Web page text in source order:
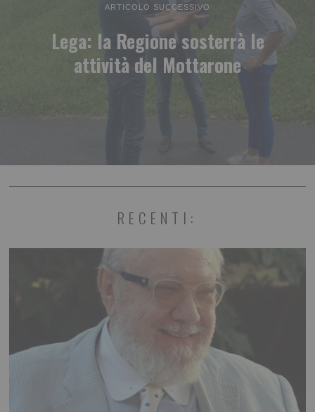
ARTICOLO SUCCESSIVO
Lega: la Regione sosterrà le
attività del Mottarone
RECENTI: